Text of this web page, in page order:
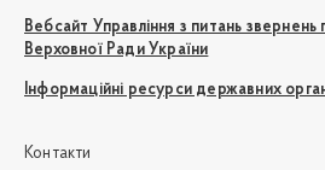
Вебсайт Управління з питань
Верховної Ради України
Інформаційні ресурси державних
Контакти